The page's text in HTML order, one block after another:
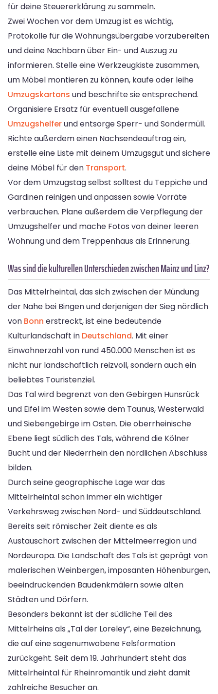
für deine Steuererklärung zu sammeln.
Zwei Wochen vor dem Umzug ist es wichtig,
Protokolle für die Wohnungsübergabe vorzubereiten
und deine Nachbarn über Ein- und Auszug zu
informieren. Stelle eine Werkzeugkiste zusammen,
um Möbel montieren zu können, kaufe oder leihe
Umzugskartons und beschrifte sie entsprechend.
Organisiere Ersatz für eventuell ausgefallene
Umzugshelferund entsorge Sperr- und Sondermüll.
Richte außerdem einen Nachsendeauftrag ein,
erstelle eine Liste mit deinem Umzugsgut und sichere
deine Möbel für den Transport.
Vor dem Umzugstag selbst solltest du Teppiche und
Gardinen reinigen und anpassen sowie Vorräte
verbrauchen. Plane außerdem die Verpflegung der
Umzugshelfer und mache Fotos von deiner leeren
Wohnung und dem Treppenhaus als Erinnerung.
Was sind die kulturellen Unterschieden zwischen Mainz und Linz?
Das Mittelrheintal, das sich zwischen der Mündung
der Nahe bei Bingen und derjenigen der Sieg nördlich
von Bonn erstreckt, ist eine bedeutende
Kulturlandschaft in Deutschland. Mit einer
Einwohnerzahl von rund 450.000 Menschen ist es
nicht nur landschaftlich reizvoll, sondern auch ein
beliebtes Touristenziel.
Das Tal wird begrenzt von den Gebirgen Hunsrück
und Eifel im Westen sowie dem Taunus, Westerwald
und Siebengebirge im Osten. Die oberrheinische
Ebene liegt südlich des Tals, während die Kölner
Bucht und der Niederrhein den nördlichen Abschluss
bilden.
Durch seine geographische Lage war das
Mittelrheintal schon immer ein wichtiger
Verkehrsweg zwischen Nord- und Süddeutschland.
Bereits seit römischer Zeit diente es als
Austauschort zwischen der Mittelmeerregion und
Nordeuropa. Die Landschaft des Tals ist geprägt von
malerischen Weinbergen, imposanten Höhenburgen,
beeindruckenden Baudenkmälern sowie alten
Städten und Dörfern.
Besonders bekannt ist der südliche Teil des
Mittelrheins als „Tal der Loreley“, eine Bezeichnung,
die auf eine sagenumwobene Felsformation
zurückgeht. Seit dem 19. Jahrhundert steht das
Mittelrheintal für Rheinromantik und zieht damit
zahlreiche Besucher an.